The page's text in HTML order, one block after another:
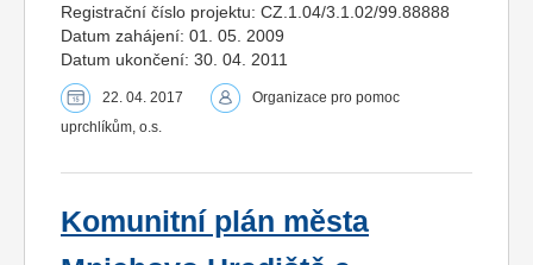
Registrační číslo projektu: CZ.1.04/3.1.02/99.88888
Datum zahájení: 01. 05. 2009
Datum ukončení: 30. 04. 2011
22. 04. 2017
Organizace pro pomoc
uprchlíkům, o.s.
Komunitní plán města